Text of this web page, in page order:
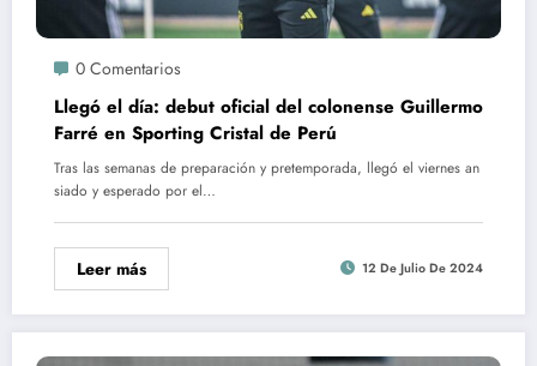
0 Comentarios
Llegó el día: debut oficial del colonense Guillermo
Farré en Sporting Cristal de Perú
Tras las semanas de preparación y pretemporada, llegó el viernes an
siado y esperado por el…
Leer más 12 De Julio De 2024